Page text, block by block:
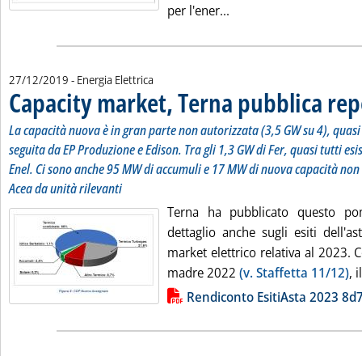
per l'ener...
27/12/2019 - Energia Elettrica
Capacity market, Terna pubblica
La capacità nuova è in gran parte non autorizzata (3,5 GW su 4),
seguita da EP Produzione e Edison. Tra gli 1,3 GW di Fer, quasi tutti
Enel. Ci sono anche 95 MW di accumuli e 17 MW di nuova capacità
Acea da unità rilevanti
Terna ha pubblicato questo
dettaglio anche sugli esiti
market elettrico relativa al 2023.
madre 2022 (v. Staffetta 11/12),
Lista allegati PDF alla notiziaRendiconto EsitiAsta 2023